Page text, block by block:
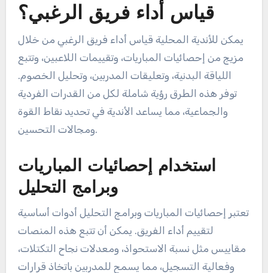
قياس أداء فريق الرغبي؟
يمكن للأندية المحلية قياس أداء فريق الرغبي من خلال
مزيج من إحصائيات المباريات، وتقييمات اللاعبين، وتتبع
اللياقة البدنية، وتعليقات المدربين، وتحليل الخصوم.
توفر هذه الطرق رؤية شاملة لكل من القدرات الفردية
والجماعية، مما يساعد الأندية في تحديد نقاط القوة
ومجالات التحسين.
استخدام إحصائيات المباريات
وبرامج التحليل
تعتبر إحصائيات المباريات وبرامج التحليل أدوات أساسية
لتقييم أداء الفريق. يمكن أن تتبع هذه المنصات
مقاييس مثل نسبة الاستحواذ، ومعدلات نجاح التكتلات،
وفعالية التسجيل، مما يسمح للمدربين باتخاذ قرارات